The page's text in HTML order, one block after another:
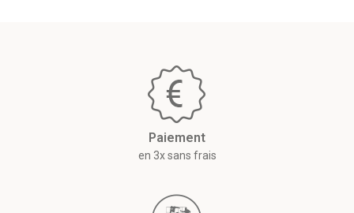
Paiement
en 3x sans frais